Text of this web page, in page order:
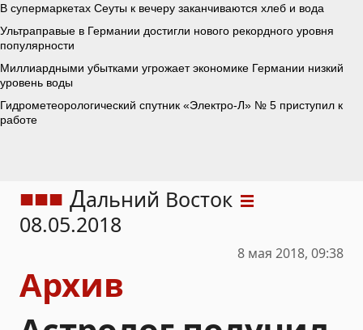
Дальний Восток
08.05.2018
8 мая 2018, 09:38
Архив